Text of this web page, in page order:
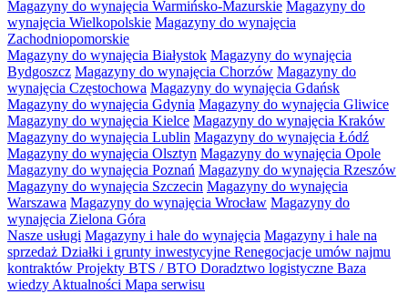
Magazyny do wynajęcia Warmińsko-Mazurskie Magazyny do
wynajęcia Wielkopolskie Magazyny do wynajęcia
Zachodniopomorskie
Magazyny do wynajęcia Białystok Magazyny do wynajęcia
Bydgoszcz Magazyny do wynajęcia Chorzów Magazyny do
wynajęcia Częstochowa Magazyny do wynajęcia Gdańsk
Magazyny do wynajęcia Gdynia Magazyny do wynajęcia Gliwice
Magazyny do wynajęcia Kielce Magazyny do wynajęcia Kraków
Magazyny do wynajęcia Lublin Magazyny do wynajęcia Łódź
Magazyny do wynajęcia Olsztyn Magazyny do wynajęcia Opole
Magazyny do wynajęcia Poznań Magazyny do wynajęcia Rzeszów
Magazyny do wynajęcia Szczecin Magazyny do wynajęcia
Warszawa Magazyny do wynajęcia Wrocław Magazyny do
wynajęcia Zielona Góra
Nasze usługi Magazyny i hale do wynajęcia Magazyny i hale na
sprzedaż Działki i grunty inwestycyjne Renegocjacje umów najmu
kontraktów Projekty BTS / BTO Doradztwo logistyczne Baza
wiedzy Aktualności Mapa serwisu